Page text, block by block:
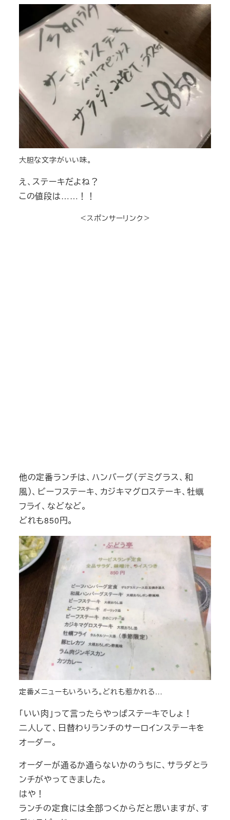
大胆な文字がいい味。
え、ステーキだよね？
この値段は……！！
＜スポンサーリンク＞
他の定番ランチは、ハンバーグ（デミグラス、和
風）、ビーフステーキ、カジキマグロステーキ、牡蠣
フライ、などなど。
どれも850円。
定番メニューもいろいろ。どれも惹かれる…
「いい肉」って言ったらやっぱステーキでしょ！
二人して、日替わりランチのサーロインステーキを
オーダー。
オーダーが通るか通らないかのうちに、サラダとラ
ンチがやってきました。
はや！
ランチの定食には全部つくからだと思いますが、す